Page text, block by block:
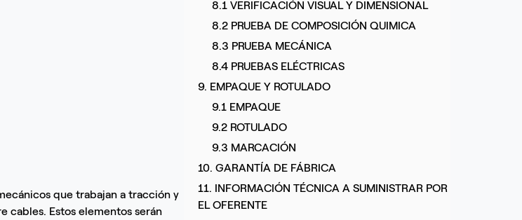
que trabajan a tracción y
cables. Estos elementos serán
8.1 VERIFICACIÓN VISUAL Y DIMENSIONAL
8.2 PRUEBA DE COMPOSICIÓN QUIMICA
8.3 PRUEBA MECÁNICA
8.4 PRUEBAS ELÉCTRICAS
9. EMPAQUE Y ROTULADO
9.1 EMPAQUE
9.2 ROTULADO
9.3 MARCACIÓN
10. GARANTÍA DE FÁBRICA
11. INFORMACIÓN TÉCNICA A SUMINISTRAR POR
EL OFERENTE